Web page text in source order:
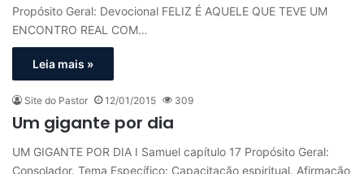
Propósito Geral: Devocional FELIZ É AQUELE QUE TEVE UM
ENCONTRO REAL COM…
Leia mais »
Site do Pastor 12/01/2015 309
Um gigante por dia
UM GIGANTE POR DIA I Samuel capítulo 17 Propósito Geral:
Consolador. Tema Específico: Capacitação espiritual. Afirmação